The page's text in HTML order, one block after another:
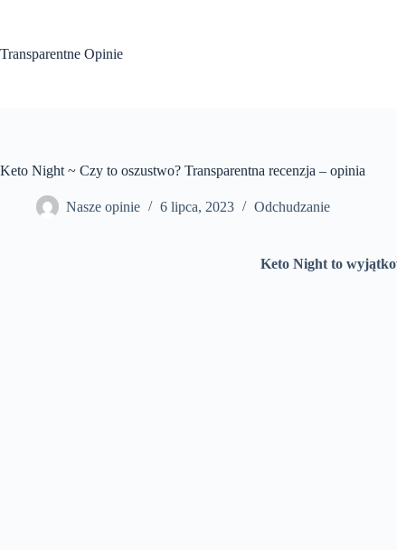
Transparentne Opinie
Keto Night ~ Czy to oszustwo? Transparentna recenzja – opinia
Nasze opinie 6 lipca, 2023 Odchudzanie
Keto Night to